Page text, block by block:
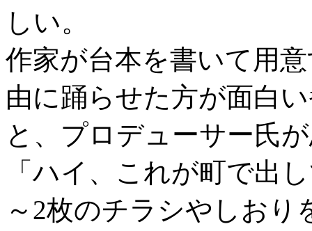
しい。
作家が台本を書いて用
由に踊らせた方が面白
と、プロデューサー氏
「ハイ、これが町で出
～2枚のチラシやしおり